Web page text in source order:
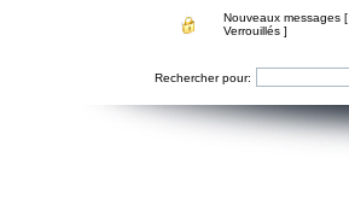
Nouveaux messages [
Verrouillés ]
Rechercher pour: